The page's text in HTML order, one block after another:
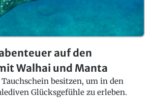
auf den
Walhai und Manta
besitzen, um in den
Glücksgefühle zu erleben.